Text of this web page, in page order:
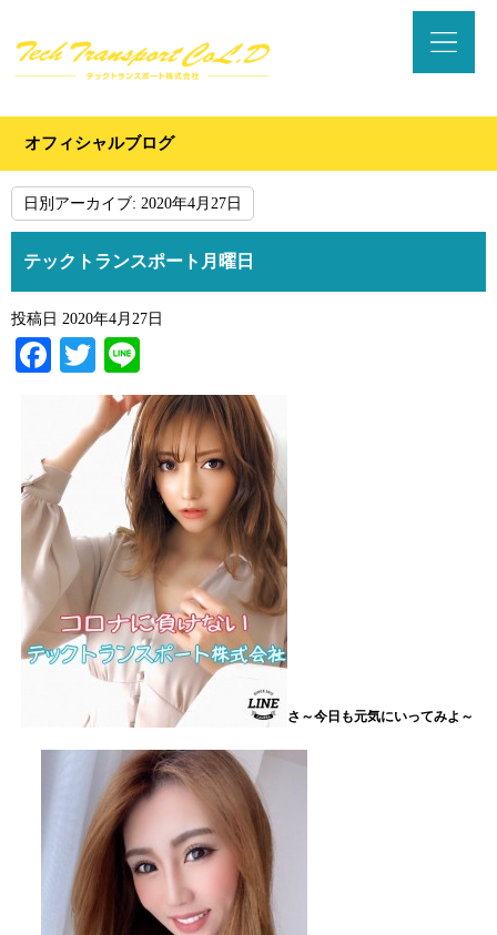
オフィシャルブログ
日別アーカイブ: 2020年4月27日
テックトランスポート月曜日
投稿日 2020年4月27日
Facebook
Twitter
さ～今日も元気にいってみよ～